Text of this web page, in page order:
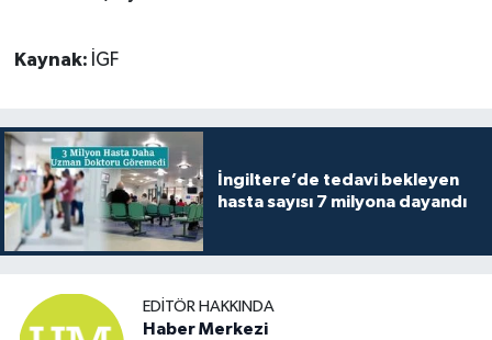
Kaynak: İGF
İngiltere’de tedavi bekleyen
hasta sayısı 7 milyona dayandı
EDITÖR HAKKINDA
Haber Merkezi